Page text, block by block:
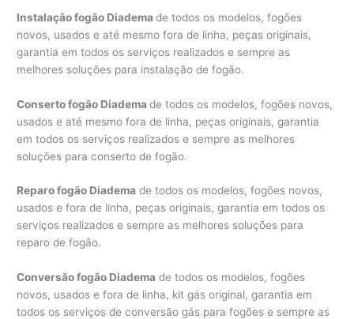
Instalação fogão Diademade todos os modelos, fogões
novos, usados e até mesmo fora de linha, peças originais,
garantia em todos os serviços realizados e sempre as
melhores soluções para instalação de fogão.
Conserto fogão Diademade todos os modelos, fogões novos,
usados e até mesmo fora de linha, peças originais, garantia
em todos os serviços realizados e sempre as melhores
soluções para conserto de fogão.
Reparo fogão Diadema de todos os modelos, fogões novos,
usados e fora de linha, peças originais, garantia em todos os
serviços realizados e sempre as melhores soluções para
reparo de fogão.
Conversão fogão Diadema de todos os modelos, fogões
novos, usados e fora de linha, kit gás original, garantia em
todos os serviços de conversão gás para fogões e sempre as